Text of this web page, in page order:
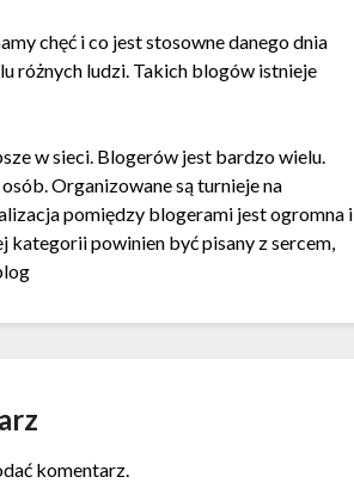
chęć i co jest stosowne danego dnia
różnych ludzi. Takich blogów istnieje
w sieci. Blogerów jest bardzo wielu.
Organizowane są turnieje na
pomiędzy blogerami jest ogromna i
kategorii powinien być pisany z sercem,
komentarz.